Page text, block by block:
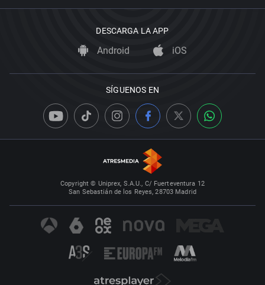
DESCARGA LA APP
Android iOS
SÍGUENOS EN
Copyright © Uniprex, S.A.U., C/ Fuerteventura 12
San Sebastián de los Reyes, 28703 Madrid